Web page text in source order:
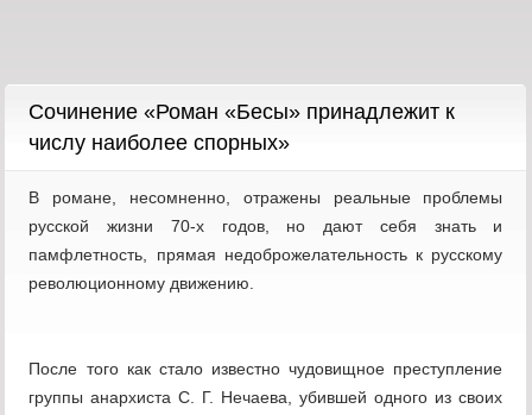
Cочинение «Роман «Бесы» принадлежит к
числу наиболее спорных»
В романе, несомненно, отражены реальные проблемы
русской жизни 70-х годов, но дают себя знать и
памфлетность, прямая недоброжелательность к русскому
революционному движению.
После того как стало известно чудовищное преступление
группы анархиста С. Г. Нечаева, убившей одного из своих